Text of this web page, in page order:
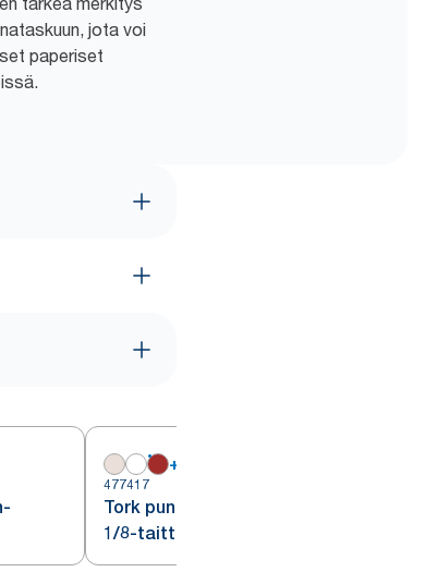
jota voi
paperiset
+
477417
Tork punainen Lunch-lautasliina
1/8-taitto